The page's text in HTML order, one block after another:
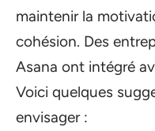
maintenir la
cohésion. Des
Asana ont intégré
Voici quelques
envisager :